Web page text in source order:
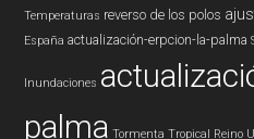
Temperaturas reverso de los polos
España actualización-erpcion-la-palma
Inundaciones
palma Tormenta Tropical Reino